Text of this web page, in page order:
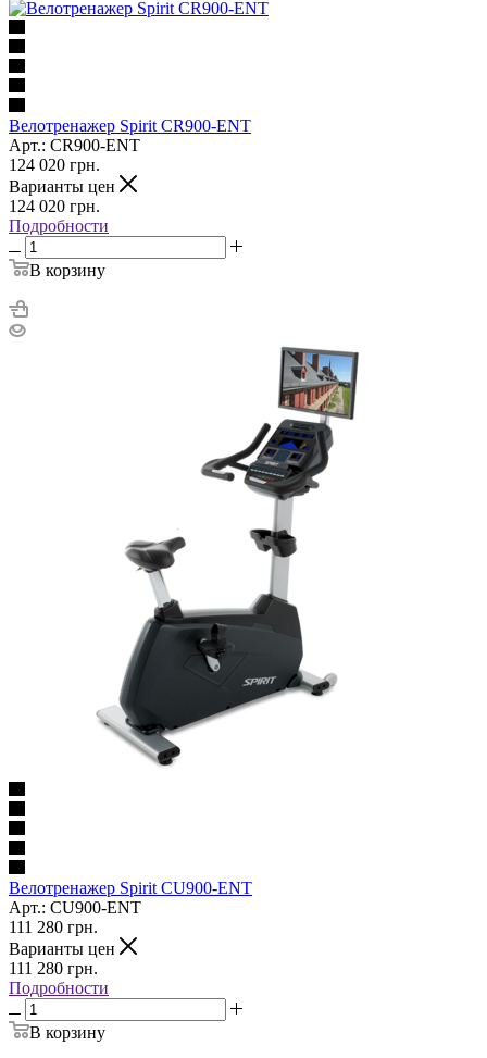
Велотренажер Spirit CR900-ENT
Арт.: CR900-ENT
124 020 грн.
Варианты цен
124 020 грн.
Подробности
В корзину
Велотренажер Spirit CU900-ENT
Арт.: CU900-ENT
111 280 грн.
Варианты цен
111 280 грн.
Подробности
В корзину